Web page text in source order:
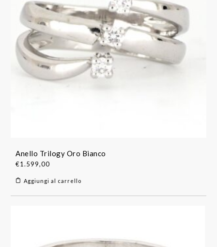
Anello Trilogy Oro Bianco
€1.599,00
Aggiungi al carrello